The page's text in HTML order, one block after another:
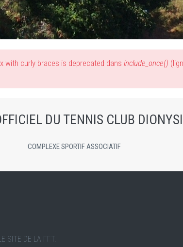
with curly braces is deprecated dans include_once()
DU TENNIS CLUB
COMPLEXE SPORTIF ASSOCIATIF
SITE DE LA FFT.